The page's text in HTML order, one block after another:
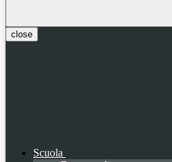
close
Scuola